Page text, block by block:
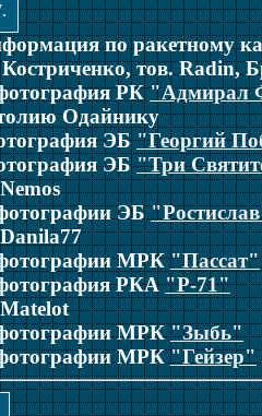
по ракетному
тов. Radin,
РК"Адмирал
Одайнику
ЭБ"Георгий
ЭБ"Три
ЭБ
МРК"Пассат"
РКА"Р-71"
МРК"Зыбь"
МРК"Гейзер"